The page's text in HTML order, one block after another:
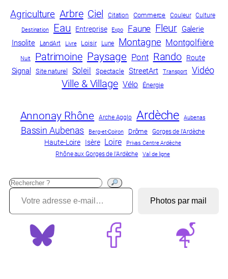
Agriculture Arbre Ciel Citation Commerce Couleur Culture
Destination Eau Entreprise Expo Faune Fleur Galerie
Insolite
LandArt Livre Loisir Lune Montagne Montgolfière
Nuit Patrimoine Paysage Pont Rando Route
Signal Site naturel Soleil Spectacle StreetArt Transport Vidéo
Ville & Village Vélo Énergie
Annonay Rhône Arche Agglo Ardèche Aubenas
Bassin Aubenas Berg-et-Coiron Drôme Gorges de l'Ardèche
Haute-Loire Isère Loire Privas Centre Ardèche
Rhône aux Gorges de l'Ardèche Val de ligne
Recherche
?
Votre adresse e-mail…
Photos par mail